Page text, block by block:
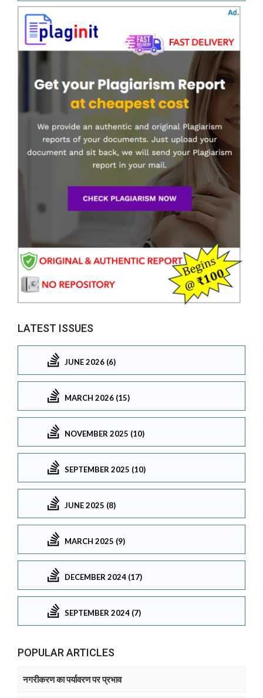
LATEST ISSUES
JUNE 2026 (6)
MARCH 2026 (15)
NOVEMBER 2025 (10)
SEPTEMBER 2025 (10)
JUNE 2025 (8)
MARCH 2025 (9)
DECEMBER 2024 (17)
SEPTEMBER 2024 (7)
POPULAR ARTICLES
नगरीकरण का पर्यावरण पर प्रभाव